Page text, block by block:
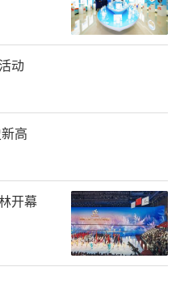
动
高
开幕